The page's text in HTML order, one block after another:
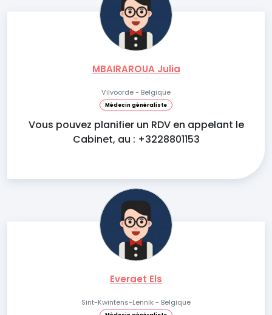
MBAIRAROUA Julia
Vilvoorde - Belgique
Médecin généraliste
Vous pouvez planifier un RDV en appelant le
Cabinet, au : +3228801153
Everaet Els
Sint-Kwintens-Lennik - Belgique